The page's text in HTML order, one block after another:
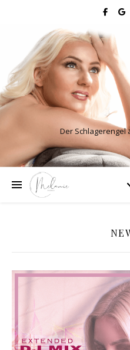
Der Schlagerengel